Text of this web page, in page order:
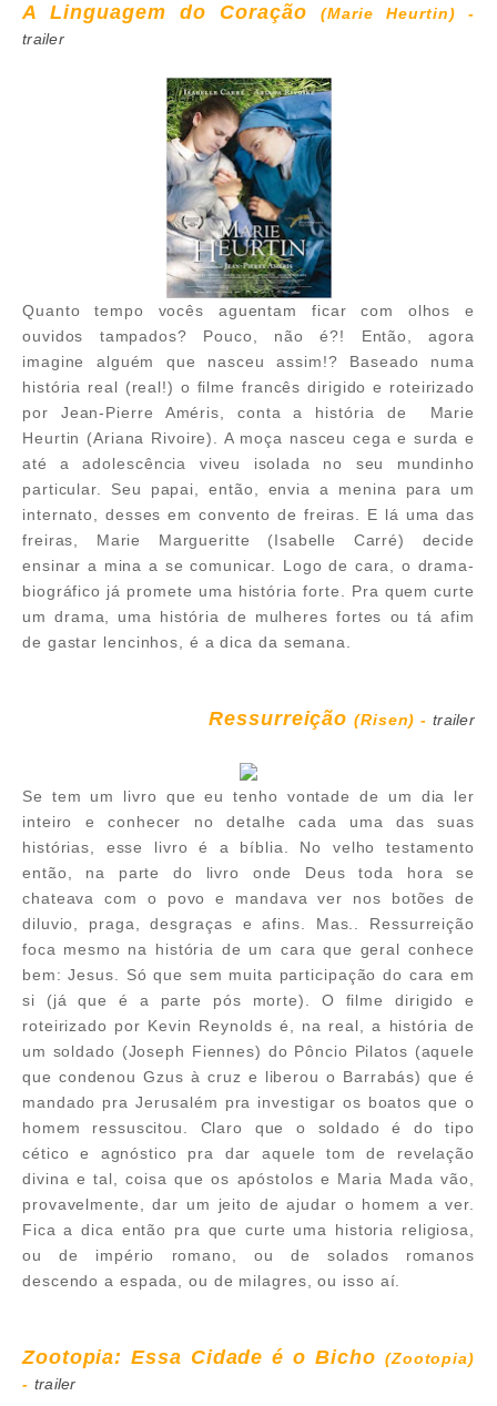
A Linguagem do Coração(Marie Heurtin) -
trailer
Quanto tempo vocês aguentam ficar com olhos e
ouvidos tampados? Pouco, não é?! Então, agora
imagine alguém que nasceu assim!? Baseado numa
história real (real!) o filme francês dirigido e roteirizado
por Jean-Pierre Améris, conta a história de
Marie
Heurtin (Ariana Rivoire). A moça nasceu cega e surda e
até a adolescência viveu isolada no seu mundinho
particular. Seu papai, então, envia a menina para um
internato, desses em convento de freiras. E lá uma das
freiras, Marie Margueritte (Isabelle Carré) decide
ensinar a mina a se comunicar. Logo de cara, o drama-
biográfico já promete uma história forte. Pra quem curte
um drama, uma história de mulheres fortes ou tá afim
de gastar lencinhos, é a dica da semana.
Ressurreição(Risen) -trailer
Se tem um livro que eu tenho vontade de um dia ler
inteiro e conhecer no detalhe cada uma das suas
histórias, esse livro é a bíblia. No velho testamento
então, na parte do livro onde Deus toda hora se
chateava com o povo e mandava ver nos botões de
diluvio, praga, desgraças e afins. Mas.. Ressurreição
foca mesmo na história de um cara que geral conhece
bem: Jesus. Só que sem muita participação do cara em
si (já que é a parte pós morte). O filme dirigido e
roteirizado por Kevin Reynolds é, na real, a história de
um soldado (Joseph Fiennes) do Pôncio Pilatos (aquele
que condenou Gzus à cruz e liberou o Barrabás) que é
mandado pra Jerusalém pra investigar os boatos que o
homem ressuscitou. Claro que o soldado é do tipo
cético e agnóstico pra dar aquele tom de revelação
divina e tal, coisa que os apóstolos e Maria Mada vão,
provavelmente, dar um jeito de ajudar o homem a ver.
Fica a dica então pra que curte uma historia religiosa,
ou de império romano, ou de solados romanos
descendo a espada, ou de milagres, ou isso aí.
Zootopia: Essa Cidade é o Bicho (Zootopia)
- trailer